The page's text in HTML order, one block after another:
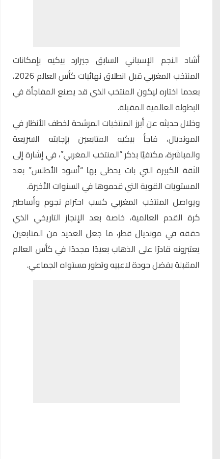
أشاد النجم الإسباني السابق جيرارد بيكيه بإمكانات
المنتخب المغربي قبل انطلاق نهائيات كأس العالم 2026،
بعدما اختاره ليكون المنتخب الذي قد يصنع المفاجأة في
البطولة العالمية المقبلة.
وخلال حديثه عن أبرز المنتخبات المرشحة لخطف الأنظار في
المونديال، فاجأ بيكيه المتابعين بإجابته السريعة
والمباشرة، مكتفيًا بذكر “المنتخب المغربي”، في إشارة إلى
الثقة الكبيرة التي بات يحظى بها “أسود الأطلس” بعد
المستويات القوية التي قدموها في السنوات الأخيرة.
ويواصل المنتخب المغربي كسب احترام نجوم وأساطير
كرة القدم العالمية، خاصة بعد الإنجاز التاريخي الذي
حققه في مونديال قطر، ما جعل العديد من المتابعين
يعتبرونه قادرًا على الذهاب بعيدًا مجددًا في كأس العالم
المقبلة بفضل جودة لاعبيه وتطور مستواه الجماعي.